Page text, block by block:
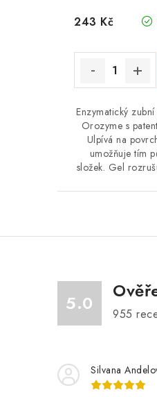
243 Kč
Enzymatický
Orozyme s
Ulpívá na
umožňuje tím
složek. Gel
5.0 955
Silvana